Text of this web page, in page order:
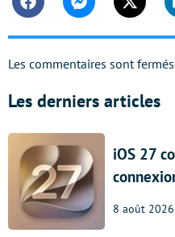
FacebookMessengerTwitter
Les commentaires sont
Les derniers articles
iOS 27
8 août